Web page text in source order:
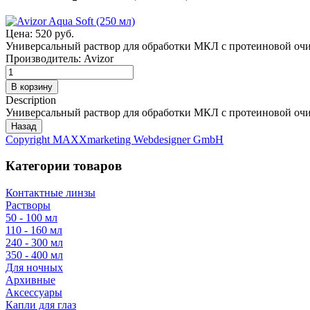
Цена: 520 руб.
Универсальный раствор для обработки МКЛ с протеиновой
Производитель: Avizor
Description
Универсальный раствор для обработки МКЛ с протеиновой
Copyright MAXXmarketing Webdesigner GmbH
Категории товаров
Контактные линзы
Растворы
50 - 100 мл
110 - 160 мл
240 - 300 мл
350 - 400 мл
Для ночных
Архивные
Аксессуары
Капли для глаз